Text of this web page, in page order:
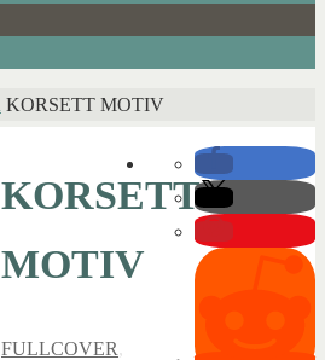
KORSETT MOTIV
KORSETT
MOTIV
FULLCOVER,